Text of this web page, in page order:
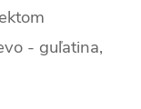
- guľatina,